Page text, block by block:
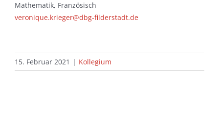
Mathematik, Französisch
veronique.krieger@dbg-filderstadt.de
15. Februar 2021 | Kollegium